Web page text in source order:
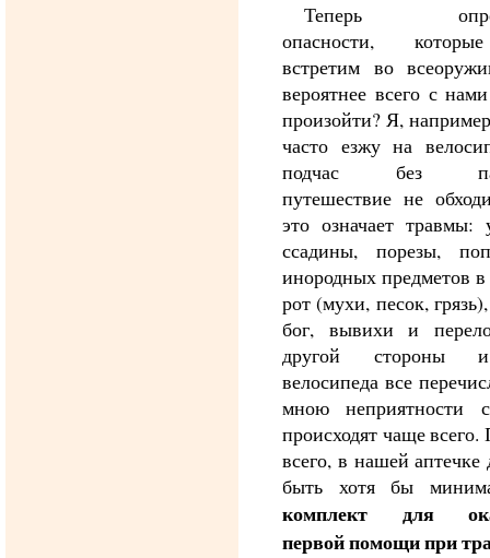
Теперь
опасности,
встретим во
вероятнее всего с
произойти? Я,
часто езжу на
подчас без
путешествие не
это означает травмы:
ссадины, порезы,
инородных предметов в
рот (мухи, песок,
бог, вывихи и
другой стороны
велосипеда все
мною неприятности
происходят чаще
всего, в нашей аптечке
быть хотя бы
комплект для
первой помощи при